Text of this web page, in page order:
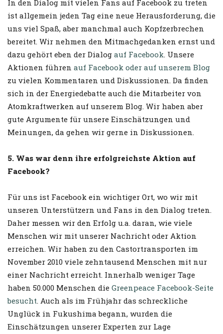
In den Dialog mit vielen Fans auf Facebook zu treten
ist allgemein jeden Tag eine neue Herausforderung, die
uns viel Spaß, aber manchmal auch Kopfzerbrechen
bereitet. Wir nehmen den Mitmachgedanken ernst und
dazu gehört eben der Dialog auf Facebook. Unsere
Aktionen führen auf Facebook oder auf unserem Blog
zu vielen Kommentaren und Diskussionen. Da finden
sich in der Energiedebatte auch die Mitarbeiter von
Atomkraftwerken auf unserem Blog. Wir haben aber
gute Argumente für unsere Einschätzungen und
Meinungen, da gehen wir gerne in Diskussionen.
5. Was war denn ihre erfolgreichste Aktion auf
Facebook?
Für uns ist Facebook ein wichtiger Ort, wo wir mit
unseren Unterstützern und Fans in den Dialog treten.
Daher messen wir den Erfolg u.a. daran, wie viele
Menschen wir mit unserer Nachricht oder Aktion
erreichen. Wir haben zu den Castortransporten im
November 2010 viele zehntausend Menschen mit nur
einer Nachricht erreicht. Innerhalb weniger Tage
haben 50.000 Menschen die Greenpeace Facebook-Seite
besucht. Auch als im Frühjahr das schreckliche
Unglück in Fukushima begann, wurden die
Einschätzungen unserer Experten zur Lage